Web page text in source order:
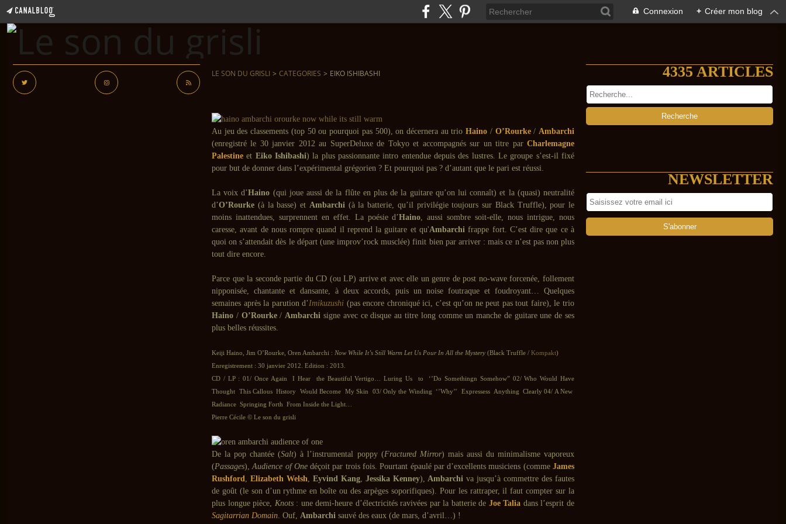
Connexion + Créer mon blog
LE SON DU GRISLI > CATEGORIES > EIKO ISHIBASHI
Au jeu des classements (top 50 ou pourquoi pas 500), on décernera au trioHaino / O’Rourke/Ambarchi
(enregistré le 30 janvier 2012 au SuperDeluxe de Tokyo et accompagnés sur un titre par Charlemagne
Palestine et Eiko Ishibashi) la plus passionnante intro entendue depuis des lustres. Le groupe s’est-il fixé
pour but de donner dans l’expérimental grégorien ? Et pourquoi pas ? d’autant que le pari est réussi.
La voix d’Haino (qui joue aussi de la flûte en plus de la guitare qu’on lui connaît) et la (quasi) neutralité
d’O’Rourke (à la basse) et Ambarchi(à la batterie, qu’il privilégie toujours sur Black Truffle), pour le
moins inattendues, surprennent en effet. La poésie d’Haino, aussi sombre soit-elle, nous intrigue, nous
caresse, avant de nous rompre quand il reprend la guitare et qu'Ambarchi frappe fort. C’est dire que ce à
quoi on s’attendait dès le départ (une improv’rock musclée) finit bien par arriver : mais ce n’est pas non plus
tout dire encore.
Parce que la seconde partie du CD (ou LP) arrive et avec elle un genre de post no-wave forcenée, follement
nipponisée, chantante et dansante, à deux accords, puis un noise foutraque et foudroyant… Quelques
semaines après la parution d’Imikuzushi (pas encore chroniqué ici, c’est qu’on ne peut pas tout faire), le trio
Haino / O’Rourke/Ambarchi signe avec ce disque au titre long comme un manche de guitare une de ses
plus belles réussites.
Keiji Haino, Jim O’Rourke, Oren Ambarchi : Now While It’s Still Warm Let Us Pour In All the Mystery (Black Truffle / Kompakt)
Enregistrement : 30 janvier 2012. Edition : 2013.
CD / LP : 01/ Once Again I Hear the Beautiful Vertigo… Luring Us to ‘’Do Somethingn Somehow” 02/ Who Would Have
Thought This Callous History Would Become My Skin 03/ Only the Winding ‘’Why’’ Expressess Anything Clearly 04/ A New
Radiance Springing Forth From Inside the Light…
Pierre Cécile © Le son du grisli
De la pop chantée (Salt) à l’instrumental poppy (Fractured Mirror) mais aussi du minimalisme vaporeux
(Passages),Audience of Onedéçoit par trois fois. Pourtant épaulé par d’excellents musiciens (commeJames
Rushford, Elizabeth Welsh, Eyvind Kang, Jessika Kenney),Ambarchi va jusqu’à commettre des fautes
de goût (le son d’un rythme en boîte ou des arpèges soporifiques). Pour les rattraper, il faut compter sur la
plus longue pièce, Knots: une demi-heure d’électricités ravivées par la batterie de Joe Talia dans l’esprit de
Sagitarrian Domain. Ouf, Ambarchi sauvé des eaux (de mars, d’avril…) !
4335 ARTICLES
NEWSLETTER